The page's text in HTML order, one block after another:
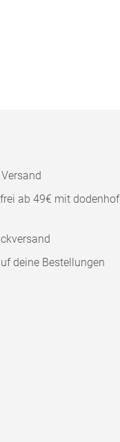
ab 49€ mit dodenhof
deine Bestellungen